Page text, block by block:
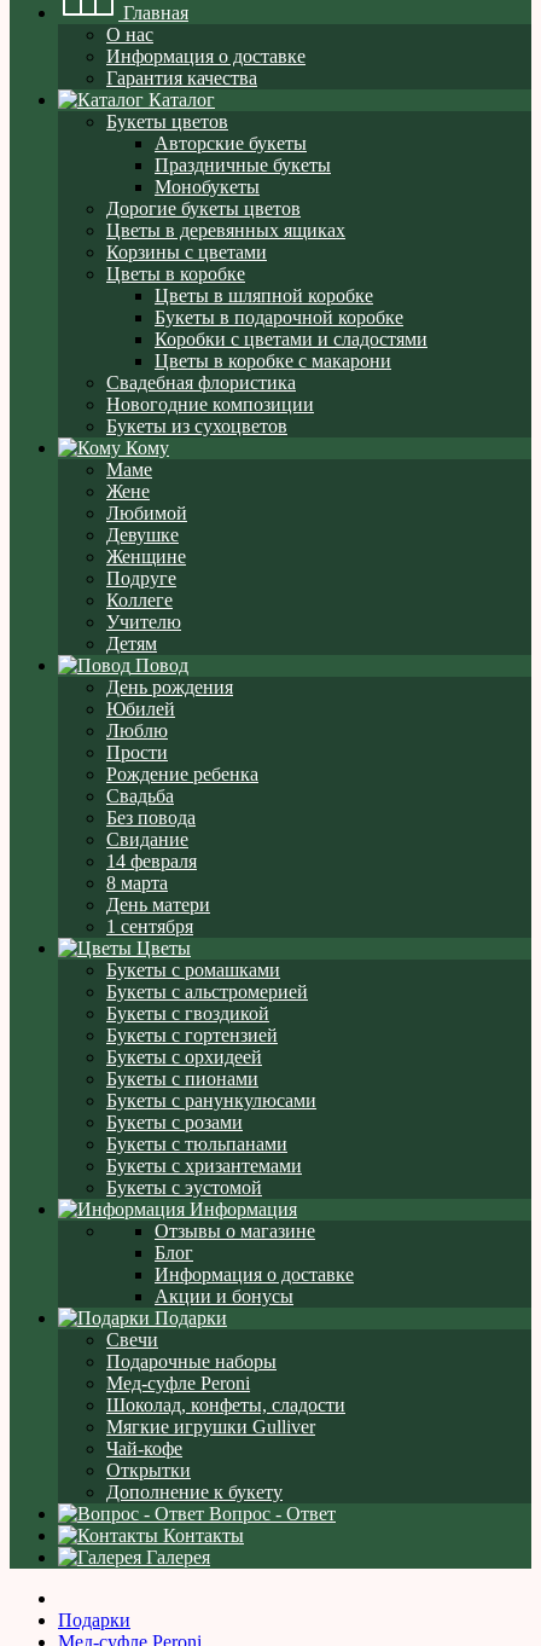
Главная
О нас
Информация о доставке
Гарантия качества
Каталог
Букеты цветов
Авторские букеты
Праздничные букеты
Монобукеты
Дорогие букеты цветов
Цветы в деревянных ящиках
Корзины с цветами
Цветы в коробке
Цветы в шляпной коробке
Букеты в подарочной коробке
Коробки с цветами и сладостями
Цветы в коробке с макарони
Свадебная флористика
Новогодние композиции
Букеты из сухоцветов
Кому
Маме
Жене
Любимой
Девушке
Женщине
Подруге
Коллеге
Учителю
Детям
Повод
День рождения
Юбилей
Люблю
Прости
Рождение ребенка
Свадьба
Без повода
Свидание
14 февраля
8 марта
День матери
1 сентября
Цветы
Букеты с ромашками
Букеты с альстромерией
Букеты с гвоздикой
Букеты с гортензией
Букеты с орхидеей
Букеты с пионами
Букеты с ранункулюсами
Букеты с розами
Букеты с тюльпанами
Букеты с хризантемами
Букеты с эустомой
Информация
Отзывы о магазине
Блог
Информация о доставке
Акции и бонусы
Подарки
Свечи
Подарочные наборы
Мед-суфле Peroni
Шоколад, конфеты, сладости
Мягкие игрушки Gulliver
Чай-кофе
Открытки
Дополнение к букету
Вопрос - Ответ
Контакты
Галерея
Подарки
Мед-суфле Peroni